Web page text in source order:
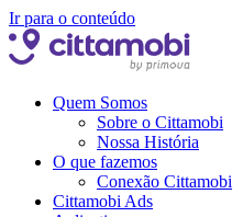
Ir para o conteúdo
Quem Somos
Sobre o Cittamobi
Nossa História
O que fazemos
Conexão Cittamobi
Cittamobi Ads